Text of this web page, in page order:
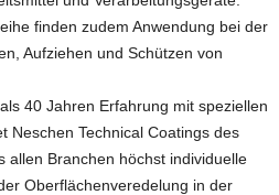
finden zudem Anwendung bei der
Aufziehen und Schützen von
40 Jahren Erfahrung mit speziellen
Neschen Technical Coatings des
allen Branchen höchst individuelle
Oberflächenveredelung in der